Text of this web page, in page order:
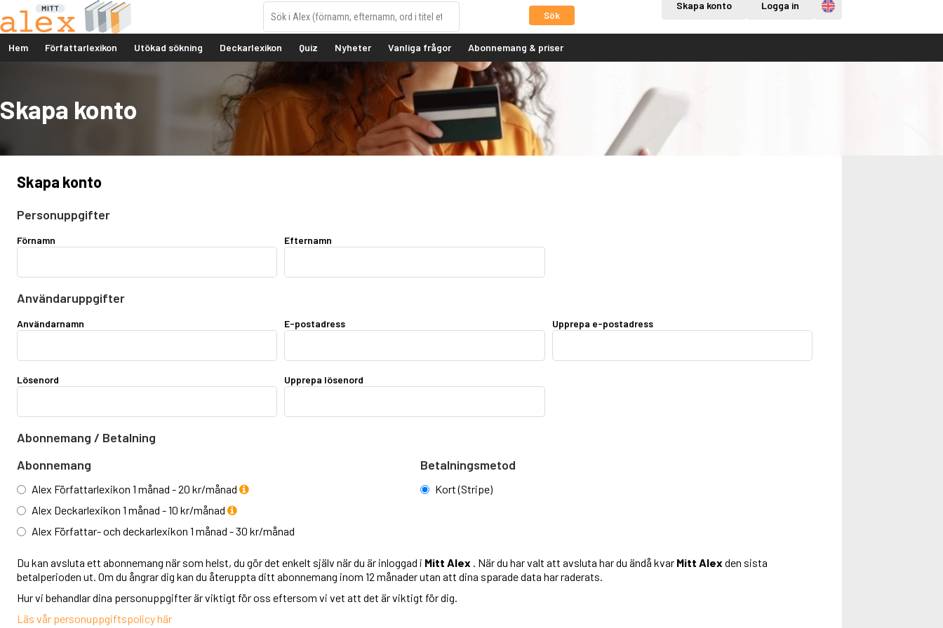
Sök
Skapa konto Logga in Engelska
Hem Författarlexikon Utökad sökning Deckarlexikon Quiz Nyheter Vanliga frågor Abonnemang & priser
Skapa konto
Skapa konto
Personuppgifter
Förnamn Efternamn
Användaruppgifter
Användarnamn E-postadress Upprepa e-postadress
Lösenord Upprepa lösenord
Abonnemang / Betalning
Abonnemang
Alex Författarlexikon 1 månad - 20 kr/månad
Alex Deckarlexikon 1 månad - 10 kr/månad
Alex Författar- och deckarlexikon 1 månad - 30 kr/månad
Betalningsmetod
Kort (Stripe)
Du kan avsluta ett abonnemang när som helst, du gör det enkelt själv när du är inloggad i Mitt Alex . När du har valt att avsluta har du ändå kvar Mitt Alex den sista
betalperioden ut. Om du ångrar dig kan du återuppta ditt abonnemang inom 12 månader utan att dina sparade data har raderats.
Hur vi behandlar dina personuppgifter är viktigt för oss eftersom vi vet att det är viktigt för dig.
Läs vår personuppgiftspolicy här